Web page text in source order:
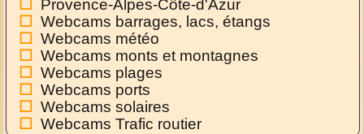
Provence-Alpes-Côte-d'Azur
Webcams barrages, lacs, étangs
Webcams météo
Webcams monts et montagnes
Webcams plages
Webcams ports
Webcams solaires
Webcams Trafic routier